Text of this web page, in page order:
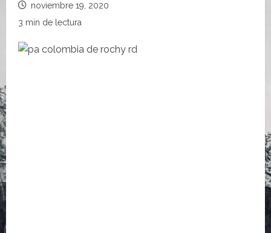
noviembre 19, 2020
3 min de lectura